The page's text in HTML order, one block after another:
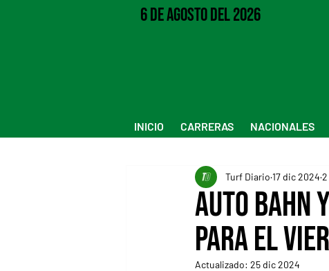
6 de Agosto del 2026
INICIO CARRERAS NACIONALES
Auto Bahn
para el
Turf Diario 17 dic 2024
Actualizado: 25 dic 2024